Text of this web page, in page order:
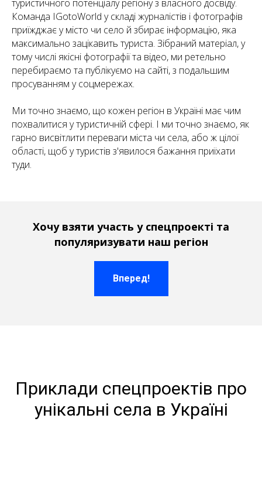
туристичного потенціалу регіону з власного досвіду.
Команда IGotoWorld у складі журналістів і фотографів
приїжджає у місто чи село й збирає інформацію, яка
максимально зацікавить туриста. Зібраний матеріал, у
тому числі якісні фотографії та відео, ми ретельно
перебираємо та публікуємо на сайті, з подальшим
просуванням у соцмережах.
Ми точно знаємо, що кожен регіон в Україні має чим
похвалитися у туристичній сфері. І ми точно знаємо, як
гарно висвітлити переваги міста чи села, або ж цілої
області, щоб у туристів з'явилося бажання приїхати
туди.
Хочу взяти участь у спецпроекті та
популяризувати наш регіон
Вперед!
Приклади спецпроектів про
унікальні села в Україні